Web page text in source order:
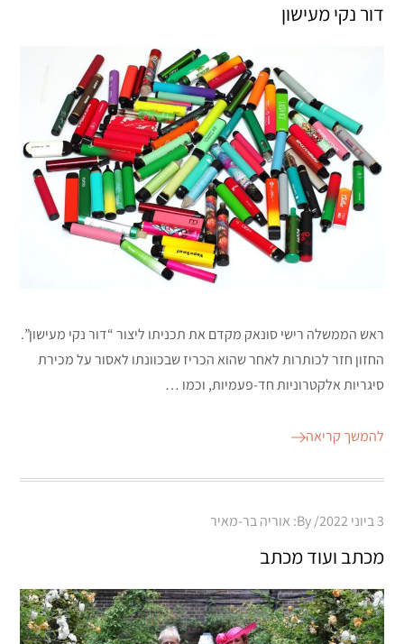
דור נקי מעישון
ראש הממשלה רישי סונאק מקדם את תכניתו ליצור “דור נקי מעישון”.
החזון חזר לכותרות לאחר שהוא הכריז שבכוונתו לאסור על מכירת
סיגריות אלקטרוניות חד-פעמיות, וכמו …
להמשך קריאה
Posted
3 ביוני 2022 By: אוריה בר-מאיר
מכתב ועוד מכתב